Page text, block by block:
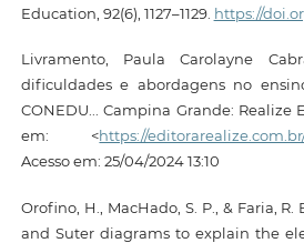
Education, 92(6), 1127–1129. https://
Livramento, Paula Carolayne
dificuldades e abordagens no
CONEDU... Campina Grande: Realize
em: <https://
Acesso em: 25/04/2024 13:10
Orofino, H., MacHado, S. P., & Faria, R.
and Suter diagrams to explain the